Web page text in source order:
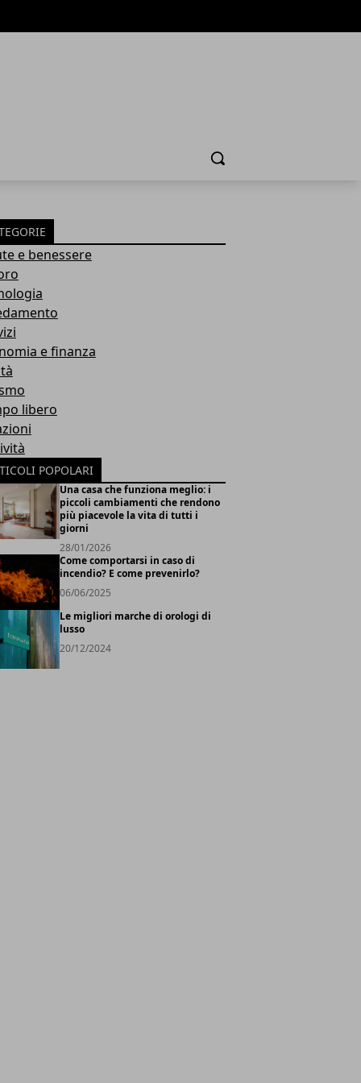
Cerca
e benessere
e finanza
libero
POPOLARI
Una casa che funziona meglio: i
piccoli cambiamenti che rendono
più piacevole la vita di tutti i
giorni
28/01/2026
Come comportarsi in caso di
incendio? E come prevenirlo?
06/06/2025
Le migliori marche di orologi di
lusso
20/12/2024